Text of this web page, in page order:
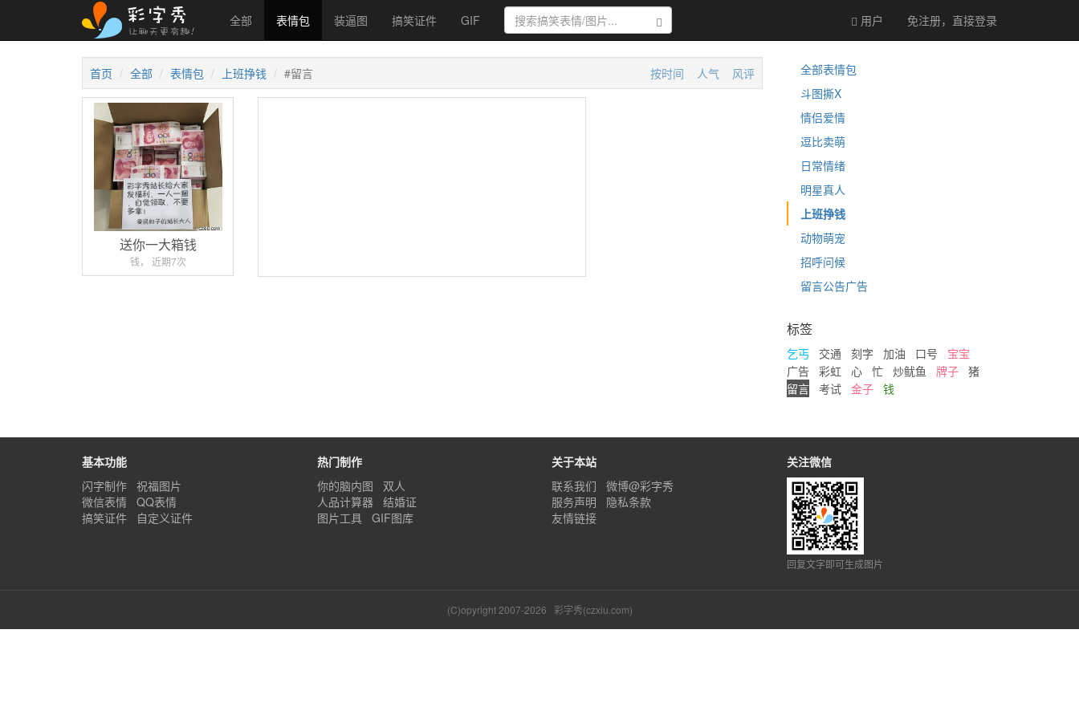
全部 表情包 装逼图 搞笑证件 GIF 搜索 用户 免注册，直接登录
首页 全部 表情包 上班挣钱 #留言 按时间 人气 风评
送你一大箱钱
钱， 近期7次
全部表情包
斗图撕X
情侣爱情
逗比卖萌
日常情绪
明星真人
上班挣钱
动物萌宠
招呼问候
留言公告广告
标签
乞丐 交通 刻字 加油 口号
宝宝
广告
彩虹 心 忙 炒鱿鱼 牌子
猪
留言
考试 金子 钱
基本功能
闪字制作
祝福图片
微信表情
QQ表情
搞笑证件
自定义证件
热门制作
你的脑内图
双人
人品计算器
结婚证
图片工具
GIF图库
关注微信
回复文字即可生成图片
关于本站
联系我们
微博@彩字秀
服务声明
隐私条款
友情链接
(C)opyright 2007-2026 彩字秀(czxiu.com)